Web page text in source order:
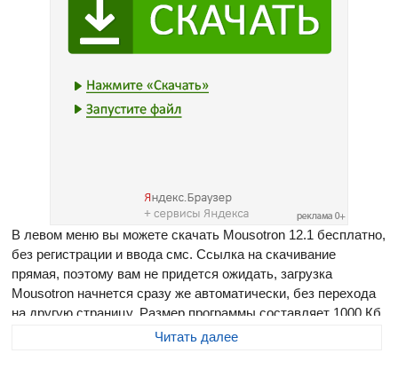
В левом меню вы можете скачать Mousotron 12.1 бесплатно,
без регистрации и ввода смс. Ссылка на скачивание
прямая, поэтому вам не придется ожидать, загрузка
Mousotron начнется сразу же автоматически, без перехода
на другую страницу. Размер программы составляет 1000 Кб
Читать далее